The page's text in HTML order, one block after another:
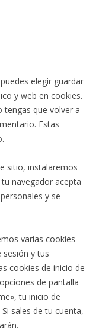
elegir guardar
y web en cookies.
tengas que volver a
Estas
sitio, instalaremos
navegador acepta
y se
varias cookies
sesión y tus
cookies de inicio de
de pantalla
tu inicio de
sales de tu cuenta,